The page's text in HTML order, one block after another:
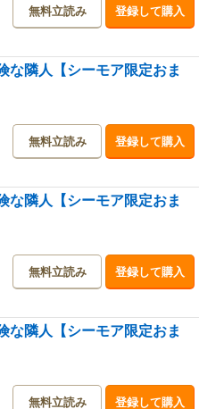
無料立読み 登録して購入
な隣人【シーモア限定おま
無料立読み 登録して購入
な隣人【シーモア限定おま
無料立読み 登録して購入
な隣人【シーモア限定おま
無料立読み 登録して購入